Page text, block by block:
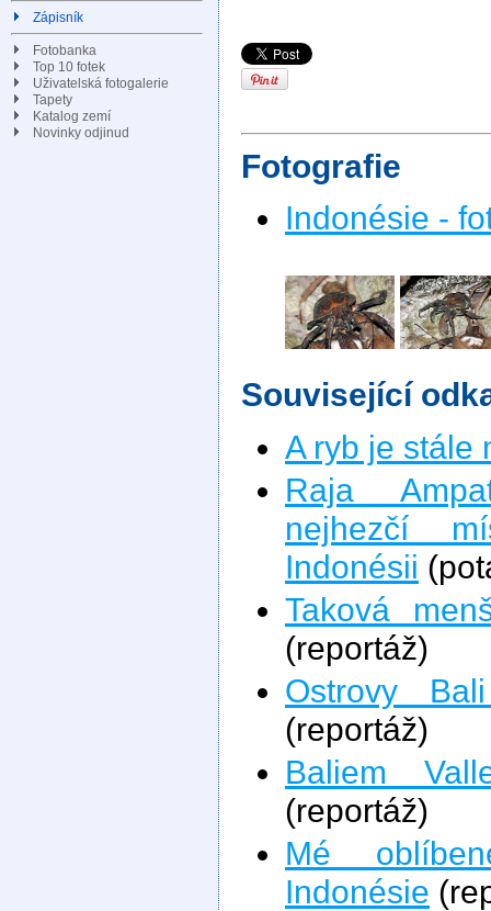
Zápisník
Fotobanka
Top 10 fotek
Uživatelská fotogalerie
Tapety
Katalog zemí
Novinky odjinud
Fotografie
Indonésie -
Související
A ryb je stále
Raja
nejhezčí
Indonésii
Taková
(reportáž)
Ostrovy
(reportáž)
Baliem
(reportáž)
Mé
Indonésie